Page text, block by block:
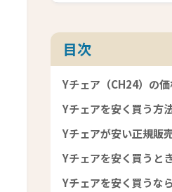
目次
Yチェア（CH24）の
Yチェアを安く買う方
Yチェアが安い正規販
Yチェアを安く買うと
Yチェアを安く買うな